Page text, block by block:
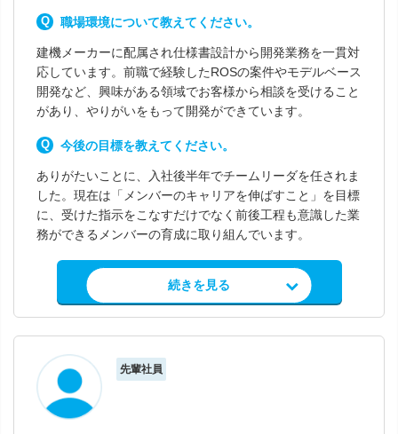
職場環境について教えてください。
建機メーカーに配属され仕様書設計から開発業務を一貫対
応しています。前職で経験したROSの案件やモデルベース
開発など、興味がある領域でお客様から相談を受けること
があり、やりがいをもって開発ができています。
今後の目標を教えてください。
ありがたいことに、入社後半年でチームリーダを任されま
した。現在は「メンバーのキャリアを伸ばすこと」を目標
に、受けた指示をこなすだけでなく前後工程も意識した業
務ができるメンバーの育成に取り組んでいます。
求人情報を見る
続きを見る
先輩社員